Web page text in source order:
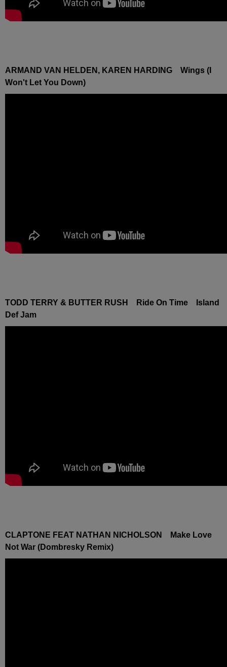
ARMAND VAN HELDEN, KAREN HARDING Wings (I
Won't Let You Down)
TODD TERRY & BUTTER RUSH Ride On Time Island
Def Jam
CLAPTONE FEAT NATHAN NICHOLSON Make Love
Not War (Dombresky Remix)